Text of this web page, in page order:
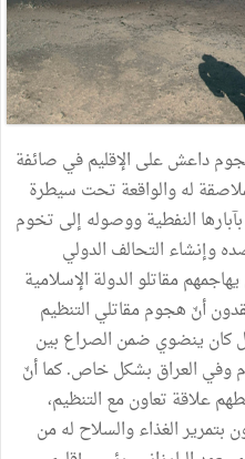
داعشعلى الإقليمفي صائفة
لهوالواقعة تحت سيطرة
بآبارها النفطيةووصوله إلى تخوم
وإنشاء التحالف الدولي
يهاجمهممقاتلوالدولة الإسلامية
أنّ هجوممقاتلي التنظيم
كان ينضوي ضمن الصراع بين
وفي العراق بشكلخاص.كماأنّ
علاقة تعاونمع التنظيم،
بتمريرالغذاءوالسلاح لهمن